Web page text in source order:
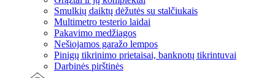
Smulkių daiktų dėžutės su stalčiukais
Multimetro testerio laidai
Pakavimo medžiagos
Nešiojamos garažo lempos
Pinigų tikrinimo prietaisai, banknotų tikrintuvai
Darbinės pirštinės